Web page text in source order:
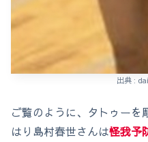
出典 :
ご覧のように、タトゥーを
はり島村春世さんは怪我予